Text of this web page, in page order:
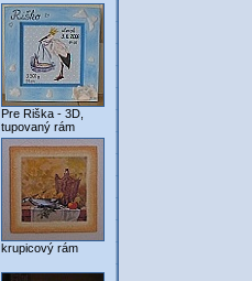
Pre Riška - 3D,
tupovaný rám
krupicový rám